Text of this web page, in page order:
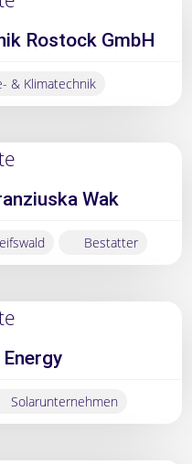
Rostock GmbH
& Klimatechnik
Wak
Bestatter
Energy
Solarunternehmen